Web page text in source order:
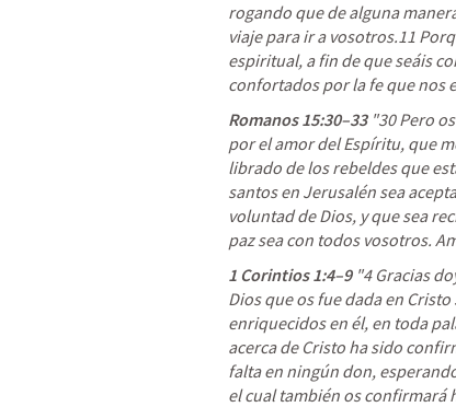
rogando que de alguna
viaje para ir a vosotros.11
espiritual, a fin de que seáis
confortados por la fe que nos
Romanos 15:30–33 "30 Pero
por el amor del Espíritu, que
librado de los rebeldes que
santos en Jerusalén sea
voluntad de Dios, y que sea
paz sea con todos vosotros.
1 Corintios 1:4–9 "4 Gracias
Dios que os fue dada en
enriquecidos en él, en toda
acerca de Cristo ha sido
falta en ningún don,
el cual también os confirmará